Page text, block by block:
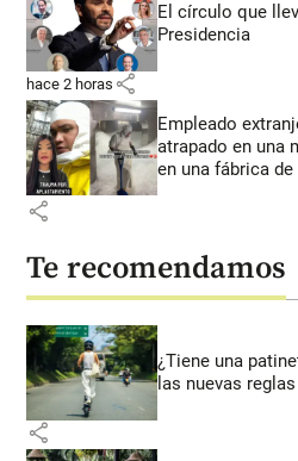
El círculo que
Presidencia
hace 2 horas share
Empleado
atrapado en una
en una fábrica
share
Te recomendamos
¿Tiene una
las nuevas
share